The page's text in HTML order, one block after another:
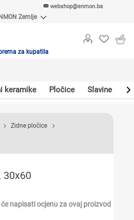
webshop@enmon.ba
Zemlje
ENMON MKD
za kupatila
keramike Pločice Slavine
Zidne pločice
30x60
napisati ocjenu za ovaj proizvod